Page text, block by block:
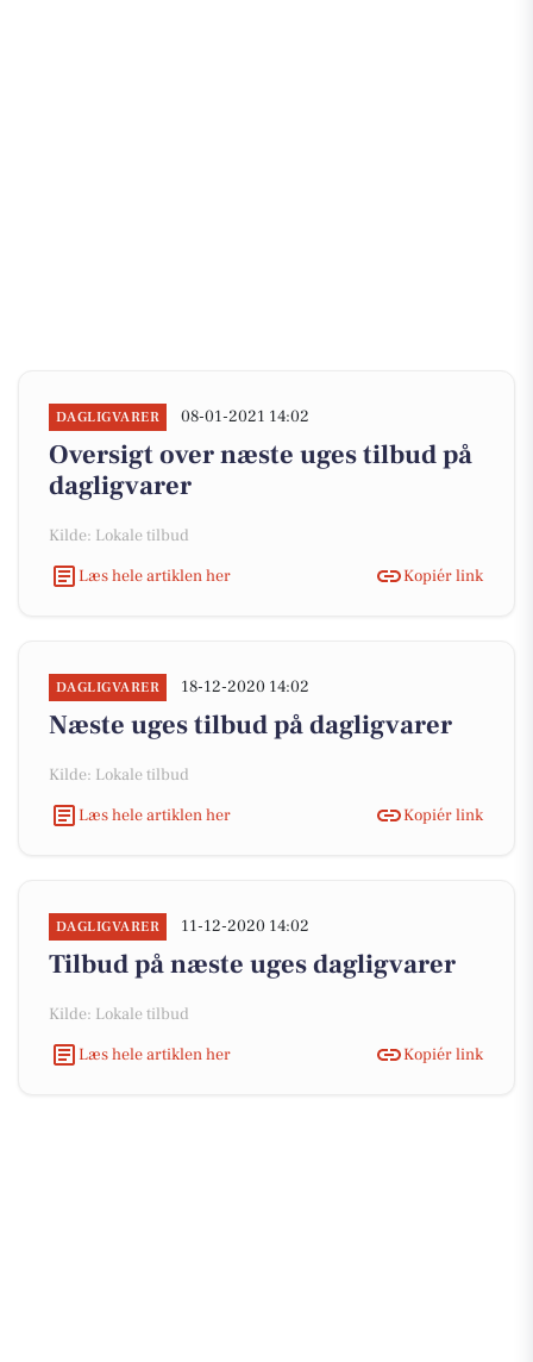
DAGLIGVARER 08-01-2021 14:02
Oversigt over næste uges tilbud på
dagligvarer
Kilde: Lokale tilbud
Læs hele artiklen her
Kopiér link
DAGLIGVARER 18-12-2020 14:02
Næste uges tilbud på dagligvarer
Kilde: Lokale tilbud
Læs hele artiklen her
Kopiér link
DAGLIGVARER 11-12-2020 14:02
Tilbud på næste uges dagligvarer
Kilde: Lokale tilbud
Læs hele artiklen her
Kopiér link